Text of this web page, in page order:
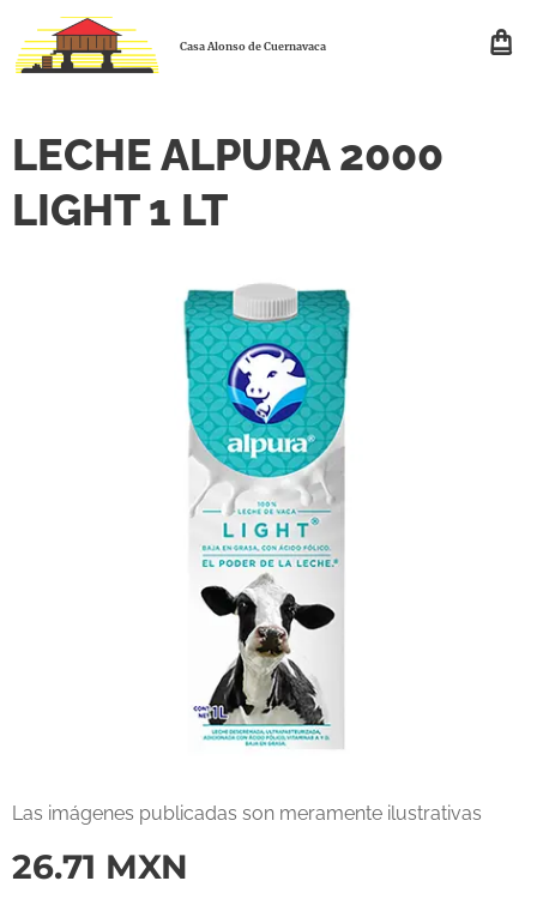
Casa Alonso de Cuernavaca
LECHE ALPURA 2000
LIGHT 1 LT
Las imágenes publicadas son meramente ilustrativas
26.71 MXN